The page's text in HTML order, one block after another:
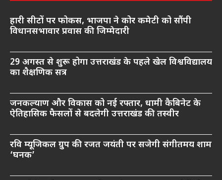
हारी सीटों पर फोकस, भाजपा ने कोर कमेटी को सौंपी
विधानसभावार प्रवास की जिम्मेदारी
29 अगस्त से शुरू होगा उत्तराखंड के पहले खेल विश्वविद्यालय
का शैक्षणिक सत्र
जनकल्याण और विकास को नई रफ्तार, धामी कैबिनेट के
ऐतिहासिक फैसलों से बदलेगी उत्तराखंड की तस्वीर
रवि म्यूजिकल ग्रुप की रजत जयंती पर सजेगी संगीतमय शाम
‘घनक’